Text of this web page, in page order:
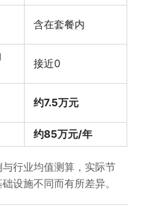
含在套餐内
接近0
约7.5万元
约85万元/年
行业均值测算，实际节
设施不同而有所差异。